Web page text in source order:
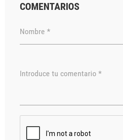
COMENTARIOS
Nombre *
Introduce tu comentario *